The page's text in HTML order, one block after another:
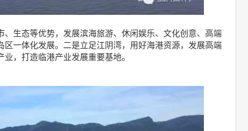
生态等优势，发展滨海旅游、休闲娱乐、文化创意、高端
一体化发展。二是立足江阴湾，用好海港资源，发展高端
，打造临港产业发展重要基地。